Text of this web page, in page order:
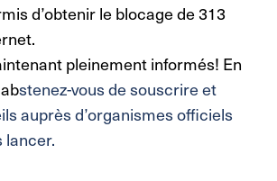
d’obtenir le blocage de 313
pleinement informés! En
stenez-vous de souscrire et
auprès d’organismes officiels
lancer.